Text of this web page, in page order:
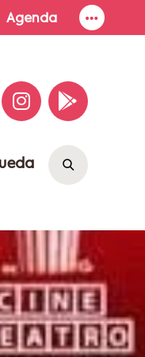
Agenda